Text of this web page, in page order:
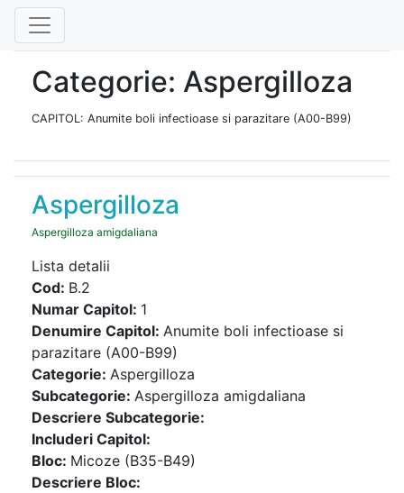
Categorie: Aspergilloza
CAPITOL: Anumite boli infectioase si parazitare (A00-B99)
Aspergilloza
Aspergilloza amigdaliana
Lista detalii
Cod: B.2
Numar Capitol: 1
Denumire Capitol: Anumite boli infectioase si
parazitare (A00-B99)
Categorie: Aspergilloza
Subcategorie: Aspergilloza amigdaliana
Descriere Subcategorie:
Includeri Capitol:
Bloc: Micoze (B35-B49)
Descriere Bloc: